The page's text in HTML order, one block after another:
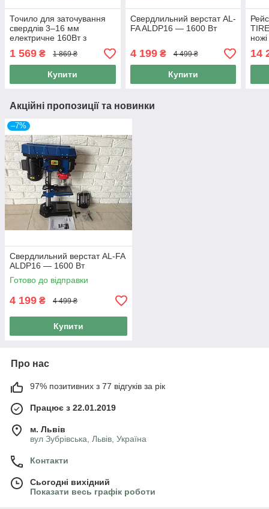
Точило для заточування
свердлів 3–16 мм
електричне 160Вт з
адаптерами точильний
верстат
1 569 ₴ 1 869 ₴
Купити
Свердлильний верстат AL-
FA ALDP16 — 1600 Вт
4 199₴ 4 499 ₴
Купити
В, 7
14
Акційні пропозиції та новинки
–7%
Свердлильний верстат AL-FA
ALDP16 — 1600 Вт
Готово до відправки
4 199 ₴ 4 499 ₴
Купити
Про нас
97% позитивних з 77 відгуків за рік
Працює з 22.01.2019
м. Львів
вул Зубрівська, Львів, Україна
Контакти
Сьогодні вихідний
Показати весь графік роботи